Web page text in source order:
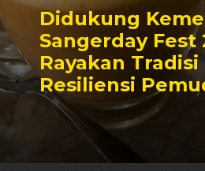
Didukung
Sangerday Fest
Rayakan
Resiliensi